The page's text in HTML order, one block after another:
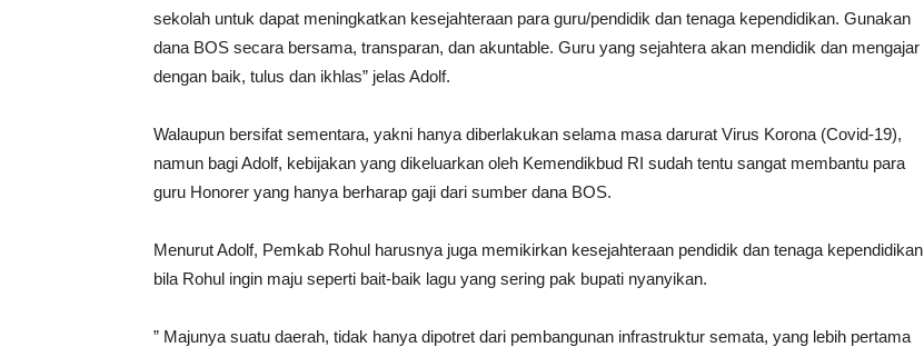
sekolah untuk dapat meningkatkan kesejahteraan para guru/pendidik dan tenaga kependidikan. Gunakan
dana BOS secara bersama, transparan, dan akuntable. Guru yang sejahtera akan mendidik dan mengajar
dengan baik, tulus dan ikhlas” jelas Adolf.
Walaupun bersifat sementara, yakni hanya diberlakukan selama masa darurat Virus Korona (Covid-19),
namun bagi Adolf, kebijakan yang dikeluarkan oleh Kemendikbud RI sudah tentu sangat membantu para
guru Honorer yang hanya berharap gaji dari sumber dana BOS.
Menurut Adolf, Pemkab Rohul harusnya juga memikirkan kesejahteraan pendidik dan tenaga kependidikan
bila Rohul ingin maju seperti bait-baik lagu yang sering pak bupati nyanyikan.
” Majunya suatu daerah, tidak hanya dipotret dari pembangunan infrastruktur semata, yang lebih pertama